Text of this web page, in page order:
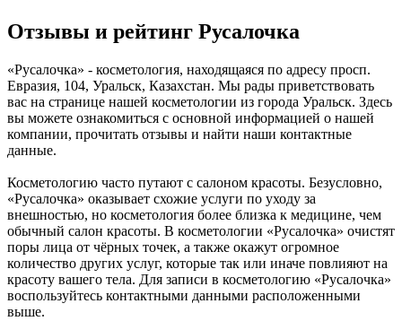
Отзывы и рейтинг Русалочка
«Русалочка» - косметология, находящаяся по адресу просп.
Евразия, 104, Уральск, Казахстан. Мы рады приветствовать
вас на странице нашей косметологии из города Уральск. Здесь
вы можете ознакомиться с основной информацией о нашей
компании, прочитать отзывы и найти наши контактные
данные.
Косметологию часто путают с салоном красоты. Безусловно,
«Русалочка» оказывает схожие услуги по уходу за
внешностью, но косметология более близка к медицине, чем
обычный салон красоты. В косметологии «Русалочка» очистят
поры лица от чёрных точек, а также окажут огромное
количество других услуг, которые так или иначе повлияют на
красоту вашего тела. Для записи в косметологию «Русалочка»
воспользуйтесь контактными данными расположенными
выше.